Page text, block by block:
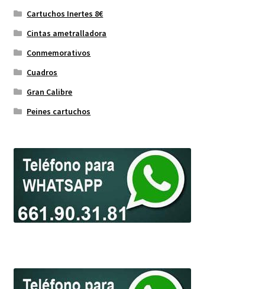
Cartuchos Inertes 8€
Cintas ametralladora
Conmemorativos
Cuadros
Gran Calibre
Peines cartuchos